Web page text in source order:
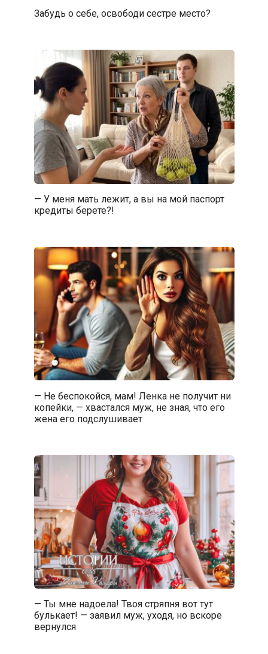
Забудь о себе, освободи сестре место?
— У меня мать лежит, а вы на мой паспорт
кредиты берете?!
— Не беспокойся, мам! Ленка не получит ни
копейки, — хвастался муж, не зная, что его
жена его подслушивает
— Ты мне надоела! Твоя стряпня вот тут
булькает! — заявил муж, уходя, но вскоре
вернулся